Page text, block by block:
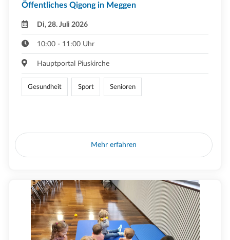
Öffentliches Qigong in Meggen
Di, 28. Juli 2026
10:00 - 11:00 Uhr
Hauptportal Piuskirche
Gesundheit Sport Senioren
Mehr erfahren